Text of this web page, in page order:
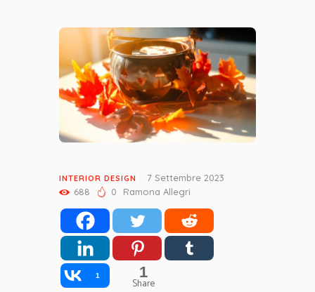
CONTATTI
INTERIOR DESIGN
7 Settembre 2023
688
0 Ramona Allegri
1 1
Share